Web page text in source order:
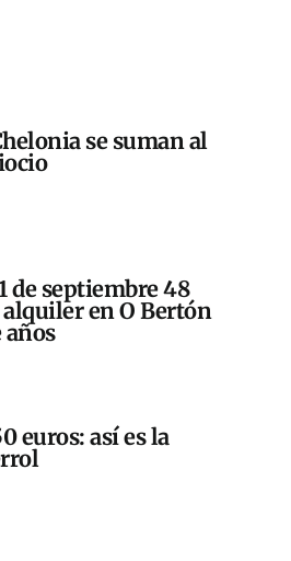
se suman al
de septiembre 48
en O Bertón
años
euros: así es la